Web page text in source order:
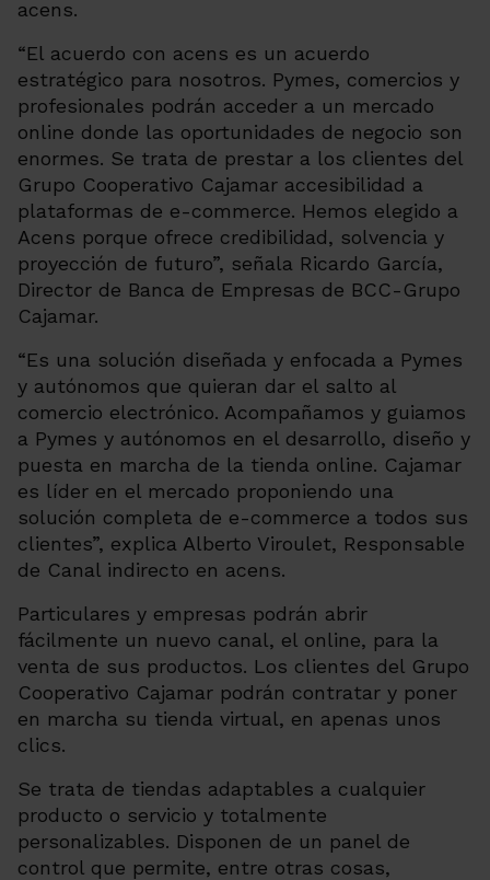
“El acuerdo con acens es un acuerdo
estratégico para nosotros. Pymes, comercios y
profesionales podrán acceder a un mercado
online donde las oportunidades de negocio son
enormes. Se trata de prestar a los clientes del
Grupo Cooperativo Cajamar accesibilidad a
plataformas de e-commerce. Hemos elegido a
Acens porque ofrece credibilidad, solvencia y
proyección de futuro”, señala Ricardo García,
Director de Banca de Empresas de BCC-Grupo
Cajamar.
“Es una solución diseñada y enfocada a Pymes
y autónomos que quieran dar el salto al
comercio electrónico. Acompañamos y guiamos
a Pymes y autónomos en el desarrollo, diseño y
puesta en marcha de la tienda online. Cajamar
es líder en el mercado proponiendo una
solución completa de e-commerce a todos sus
clientes”, explica Alberto Viroulet, Responsable
de Canal indirecto en acens.
Particulares y empresas podrán abrir
fácilmente un nuevo canal, el online, para la
venta de sus productos. Los clientes del Grupo
Cooperativo Cajamar podrán contratar y poner
en marcha su tienda virtual, en apenas unos
clics.
Se trata de tiendas adaptables a cualquier
producto o servicio y totalmente
personalizables. Disponen de un panel de
control que permite, entre otras cosas,